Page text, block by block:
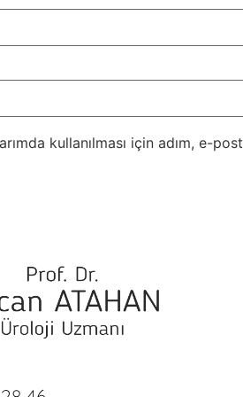
kullanılması için adım, e-